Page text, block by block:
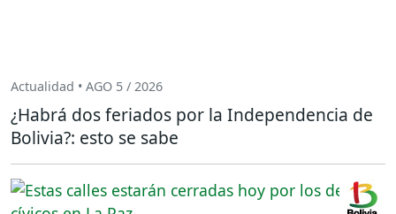
Actualidad • AGO 5 / 2026
¿Habrá dos feriados por la Independencia de
Bolivia?: esto se sabe